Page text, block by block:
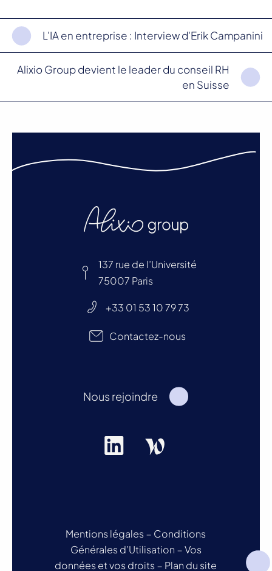
L'IA en entreprise : Interview d'Erik Campanini
Alixio Group devient le leader du conseil RH
en Suisse
137 rue de l’Université
75007 Paris
+33 01 53 10 79 73
Contactez-nous
Nous rejoindre
Mentions légales – Conditions
Générales d’Utilisation –Vos
données et vos droits – Plan du site